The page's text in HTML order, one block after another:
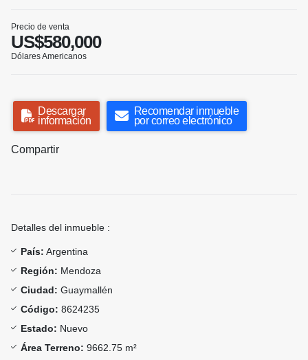
Precio de venta
US$580,000
Dólares Americanos
Descargar
información
Recomendar inmueble
por correo electrónico
Compartir
Detalles del inmueble :
País: Argentina
Región: Mendoza
Ciudad: Guaymallén
Código: 8624235
Estado: Nuevo
Área Terreno: 9662.75 m²